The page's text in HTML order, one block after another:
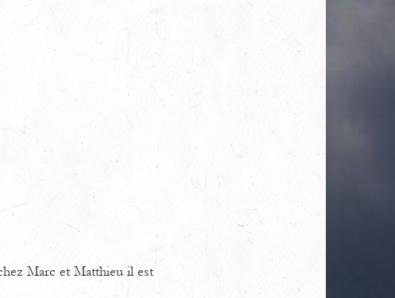
Marc et Matthieu il est